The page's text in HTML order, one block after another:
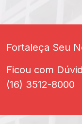
Fortaleça Seu
Ficou com
(16) 3512-8000